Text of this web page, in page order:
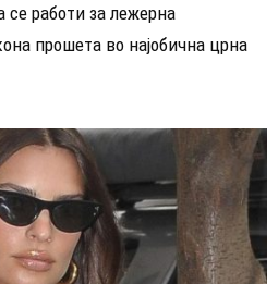
се работи за лежерна
прошета во најобична црна